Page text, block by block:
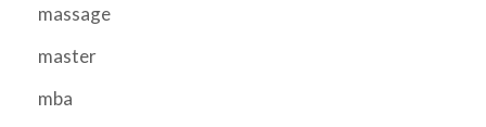
massage
master
mba